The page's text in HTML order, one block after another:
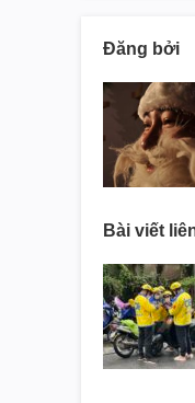
Đăng bởi
Bài viết